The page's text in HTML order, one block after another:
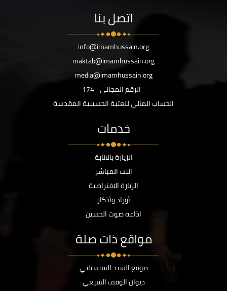
اتصل بنا
info@imamhussain.org
maktab@imamhussain.org
media@imamhussain.org
الرقم المجاني 174
الحساب المالي للعتبة الحسينية المقدسة
خدمات
الزيارة بالانابة
البث المباشر
الزيارة الافتراضية
أوراد وأذكار
اذاعة صوت الحسين
مواقع ذات صلة
موقع السيد السيستاني
ديوان الوقف الشيعي